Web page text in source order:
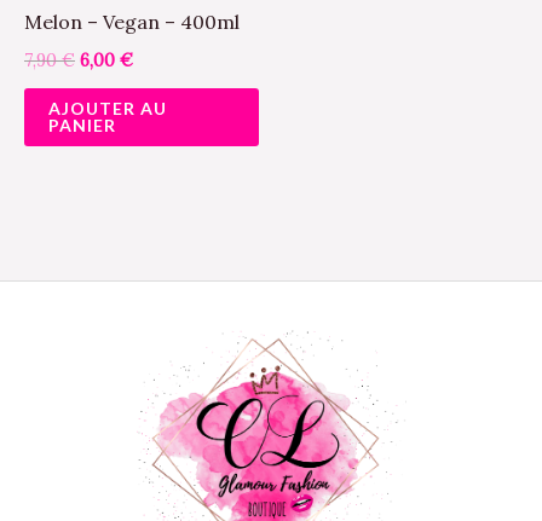
Melon – Vegan – 400ml
7,90€ 6,00 €
AJOUTER AU
PANIER